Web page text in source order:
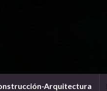
Arquitectura